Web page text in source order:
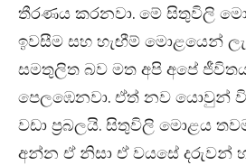
තීරණය කරනවා. මේ සිතුවිලි
ඉවසීම සහ හැඟීම් මොළයෙන්
සමතුලිත බව මත අපි අපේ
පෙලඹෙනවා. ඒත් නව යොවුන්
වඩා ප්‍රබලයි. සිතුවිලි මොළය
අන්න ඒ නිසා ඒ වයසේ දරුවන්